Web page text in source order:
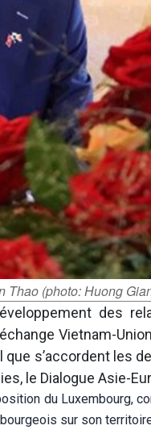
Thao (photo: Huong
des
Vietnam-
s’accordent les
le Dialogue Asie-
du Luxembourg,
sur son